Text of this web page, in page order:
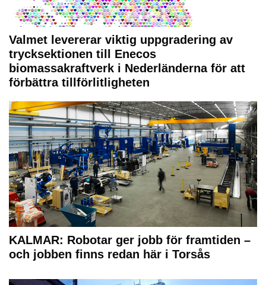
Valmet levererar viktig uppgradering av
trycksektionen till Enecos
biomassakraftverk i Nederländerna för att
förbättra tillförlitligheten
KALMAR: Robotar ger jobb för framtiden –
och jobben finns redan här i Torsås